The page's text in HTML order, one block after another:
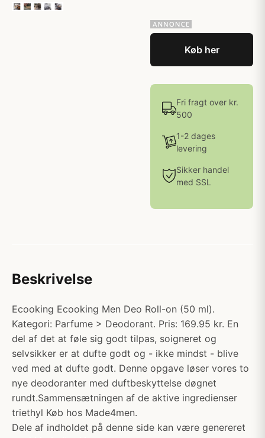
Køb her
Fri fragt over kr.
500
1-2 dages
levering
Sikker handel
med SSL
Beskrivelse
Ecooking Ecooking Men Deo Roll-on (50 ml).
Kategori: Parfume > Deodorant. Pris: 169.95 kr. En
del af det at føle sig godt tilpas, soigneret og
selvsikker er at dufte godt og - ikke mindst - blive
ved med at dufte godt. Denne opgave løser vores to
nye deodoranter med duftbeskyttelse døgnet
rundt.Sammensætningen af de aktive ingredienser
triethyl Køb hos Made4men.
Dele af indholdet på denne side kan være genereret